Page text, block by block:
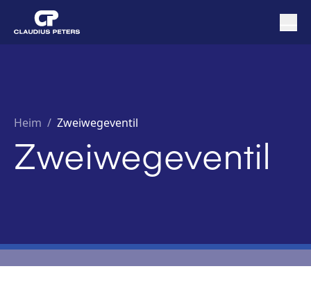
Heim / Zweiwegeventil
Zweiwegeventil